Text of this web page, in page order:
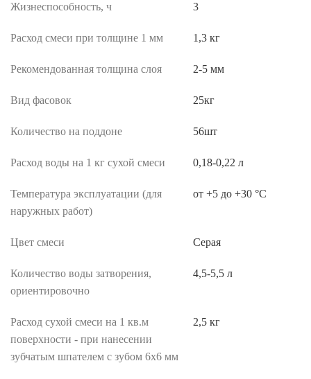
Жизнеспособность, ч 3
Расход смеси при толщине 1 мм 1,3 кг
Рекомендованная толщина слоя 2-5 мм
Вид фасовок 25кг
Количество на поддоне 56шт
Расход воды на 1 кг сухой смеси 0,18-0,22 л
Температура эксплуатации (для
наружных работ)
от +5 до +30 °С
Цвет смеси Серая
Количество воды затворения,
ориентировочно
4,5-5,5 л
Расход сухой смеси на 1 кв.м
поверхности - при нанесении
зубчатым шпателем с зубом 6х6 мм
2,5 кг